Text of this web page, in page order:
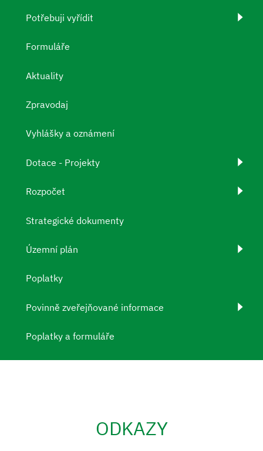
Potřebuji vyřídit
Formuláře
Aktuality
Zpravodaj
Vyhlášky a oznámení
Dotace - Projekty
Rozpočet
Strategické dokumenty
Územní plán
Poplatky
Povinně zveřejňované informace
Poplatky a formuláře
ODKAZY